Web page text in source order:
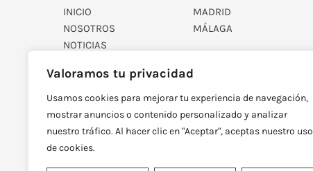
Valoramos tu privacidad
Usamos cookies para mejorar tu experiencia de navegación,
mostrar anuncios o contenido personalizado y analizar
nuestro tráfico. Al hacer clic en "Aceptar", aceptas nuestro uso
de cookies.
INICIO
NOSOTROS
NOTICIAS
MADRID
MÁLAGA